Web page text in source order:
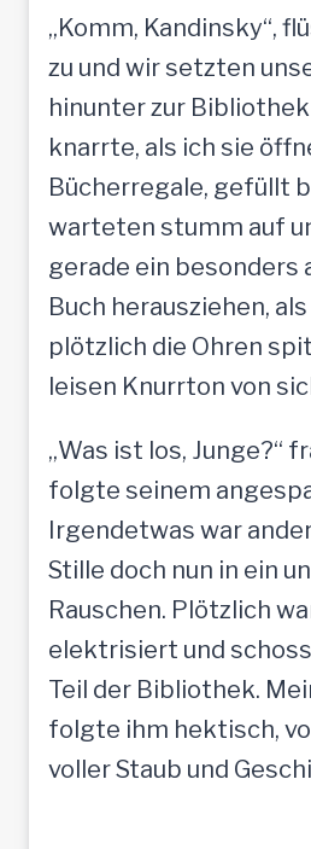
„Komm, Kandinsky“,
zu und wir setzten
hinunter zur
knarrte, als ich sie
Bücherregale, gefüllt
warteten stumm auf
gerade ein
Buch herausziehen,
plötzlich die Ohren
leisen Knurrton von
„Was ist los, Junge?“
folgte seinem
Irgendetwas war
Stille doch nun in ein
Rauschen. Plötzlich
elektrisiert und
Teil der Bibliothek.
folgte ihm hektisch,
voller Staub und